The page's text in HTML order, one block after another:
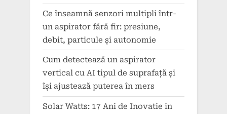
Ce înseamnă senzori multipli într-
un aspirator fără fir: presiune,
debit, particule și autonomie
Cum detectează un aspirator
vertical cu AI tipul de suprafață și
își ajustează puterea în mers
Solar Watts: 17 Ani de Inovatie in